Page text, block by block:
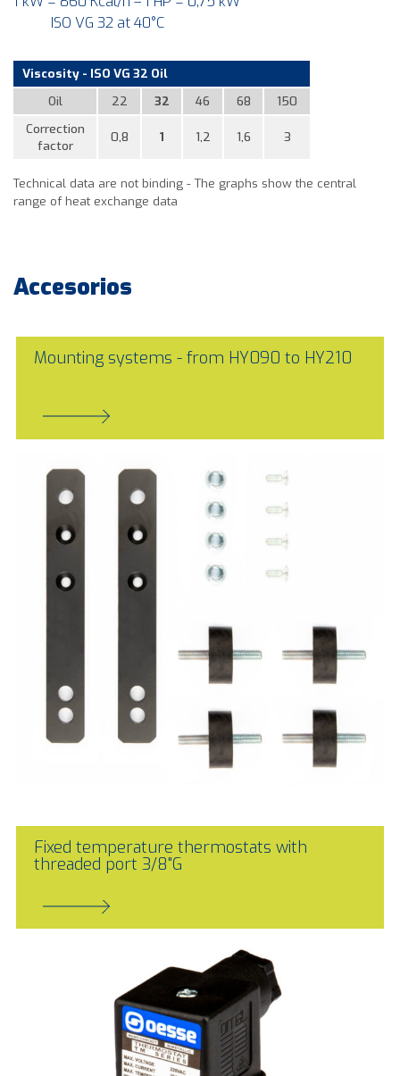
ISO VG 32 at 40°C
Viscosity - ISO VG 32 Oil
Oil
22 32 46 68
150
Correction
factor
0,8 1 1,2 1,6 3
Technical data are not binding - The graphs show the central
range of heat exchange data
Accesorios
Mounting systems - from HY090 to HY210
Fixed temperature thermostats with
threaded port 3/8"G